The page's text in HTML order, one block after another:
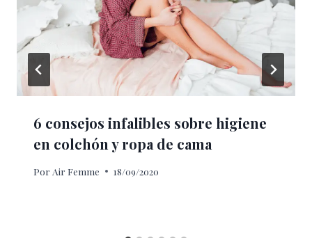
6 consejos infalibles sobre higiene
en colchón y ropa de cama
Por Air Femme 18/09/2020